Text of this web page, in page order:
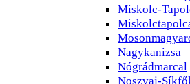
Miskolc-
Nagykanizsa
Nógrádmarcal
Noszvaj-